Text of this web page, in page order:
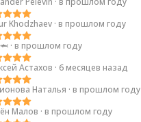
Khodzhaev · в прошлом году
· в прошлом году
Астахов · 6 месяцев назад
Наталья · в прошлом году
Малов · в прошлом году